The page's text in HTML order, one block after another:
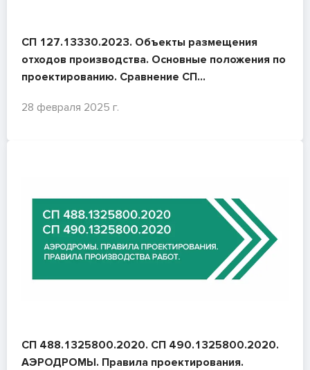
СП 127.13330.2023. Объекты размещения
отходов производства. Основные положения по
проектированию. Сравнение СП
28 февраля 2025 г.
СП 488.1325800.2020. СП 490.1325800.2020.
АЭРОДРОМЫ. Правила проектирования.